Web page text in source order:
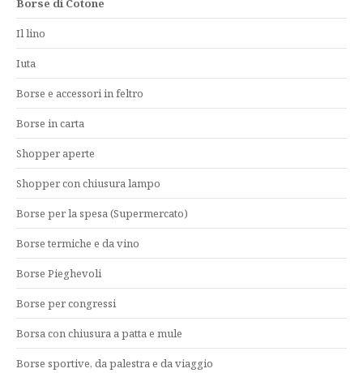
Il lino
Iuta
Borse e accessori in feltro
Borse in carta
Shopper aperte
Shopper con chiusura lampo
Borse per la spesa (Supermercato)
Borse termiche e da vino
Borse Pieghevoli
Borse per congressi
Borsa con chiusura a patta e mule
Borse sportive, da palestra e da viaggio